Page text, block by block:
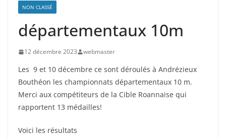
NON CLASSÉ
départementaux 10m
12 décembre 2023 webmaster
Les 9 et 10 décembre ce sont déroulés à Andrézieux
Bouthéon les championnats départementaux 10 m.
Merci aux compétiteurs de la Cible Roannaise qui
rapportent 13 médailles!
Voici les résultats